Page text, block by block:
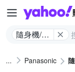
隨身機/類
Panasonic